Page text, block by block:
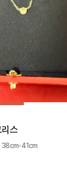
스
, 38cm-41cm